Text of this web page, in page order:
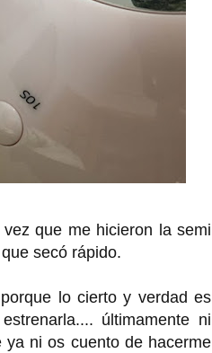
que me hicieron la semi
secó rápido.
lo cierto y verdad es
últimamente ni
ni os cuento de hacerme